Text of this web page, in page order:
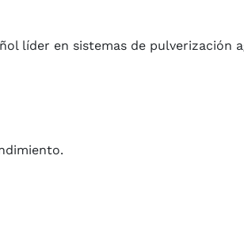
líder en sistemas de pulverización